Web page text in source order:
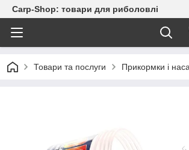
Carp-Shop: товари для риболовлі
Товари та послуги Прикормки і